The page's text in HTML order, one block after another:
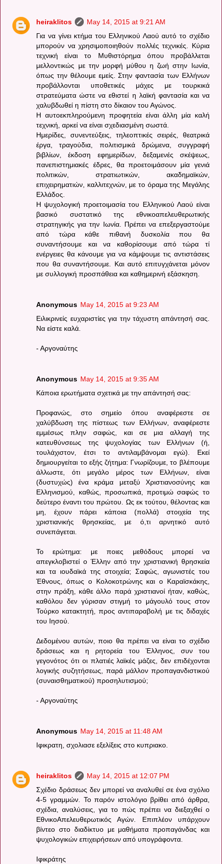
heiraklitos
May 14, 2015 at 9:21 AM
Για να γίνει κτήμα του Ελληνικού Λαού αυτό το σχέδιο
μπορούν να χρησιμοποιηθούν πολλές τεχνικές. Κύρια
τεχνική είναι το Μυθιστόρημα όπου προβάλλεται
μελλοντικώς με την μορφή μύθου η ζωή στην Ιωνία,
όπως την θέλουμε εμείς. Στην φαντασία των Ελλήνων
προβάλλονται υποθετικές μάχες με τουρκικά
στρατεύματα ώστε να εθιστεί η λαϊκή φαντασία και να
χαλυβδωθεί η πίστη στο δίκαιον του Αγώνος.
Η αυτοεκπληρούμενη προφητεία είναι άλλη μία καλή
τεχνική, αρκεί να είναι σχεδιασμένη σωστά.
Ημερίδες, συνεντεύξεις, τηλεοπτικές σειρές, θεατρικά
έργα, τραγούδια, πολιτισμικά δρώμενα, συγγραφή
βιβλίων, έκδοση εφημερίδων, δεξαμενές σκέψεως,
πανεπιστημιακές έδρες, θα προετοιμάσουν μία γενιά
πολιτικών, στρατιωτικών, ακαδημαϊκών,
επιχειρηματιών, καλλιτεχνών, με το όραμα της Μεγάλης
Ελλάδος.
Η ψυχολογική προετοιμασία του Ελληνικού Λαού είναι
βασικό συστατικό της εθνικοαπελευθερωτικής
στρατηγικής για την Ιωνία. Πρέπει να επεξεργαστούμε
από τώρα κάθε πιθανή δυσκολία που θα
συναντήσουμε και να καθορίσουμε από τώρα τί
ενέργειες θα κάνουμε για να κάμψουμε τις αντιστάσεις
που θα συναντήσουμε. Και αυτό επιτυγχάνεται μόνον
με συλλογική προσπάθεια και καθημερινή εξάσκηση.
Anonymous May 14, 2015 at 9:23 AM
Ειλικρινείς ευχαριστίες για την τάχυστη απάντησή σας.
Να είστε καλά.
- Αργοναύτης
Anonymous May 14, 2015 at 9:35 AM
Κάποια ερωτήματα σχετικά με την απάντησή σας:
Προφανώς, στο σημείο όπου αναφέρεστε σε
χαλύβδωση της πίστεως των Ελλήνων, αναφέρεστε
εμμέσως πλην σαφώς, και σε μια αλλαγή της
κατευθύνσεως της ψυχολογίας των Ελλήνων (ή,
τουλάχιστον, έτσι το αντιλαμβάνομαι εγώ). Εκεί
δημιουργείται το εξής ζήτημα: Γνωρίζουμε, το βλέπουμε
άλλωστε, ότι μεγάλο μέρος των Ελλήνων, είναι
(δυστυχώς) ένα κράμα μεταξύ Χριστιανοσύνης και
Ελληνισμού, καθώς, προσωπικά, προτιμώ σαφώς το
δεύτερο έναντι του πρώτου. Ως εκ τούτου, θέλοντας και
μη, έχουν πάρει κάποια (πολλά) στοιχεία της
χριστιανικής θρησκείας, με ό,τι αρνητικό αυτό
συνεπάγεται.
Το ερώτημα: με ποιες μεθόδους μπορεί να
απεγκλοβιστεί ο Έλλην από την χριστιανική θρησκεία
και τα ιουδαϊκά της στοιχεία; Σαφώς, αγωνιστές του
Έθνους, όπως ο Κολοκοτρώνης και ο Καραϊσκάκης,
στην πράξη, κάθε άλλο παρά χριστιανοί ήταν, καθώς,
καθόλου δεν γύρισαν στιγμή το μάγουλό τους στον
Τούρκο κατακτητή, προς αντιπαραβολή με τις διδαχές
του Ιησού.
Δεδομένου αυτών, ποιο θα πρέπει να είναι το σχέδιο
δράσεως και η ρητορεία του Έλληνος, συν του
γεγονότος ότι οι πλατιές λαϊκές μάζες, δεν επιδέχονται
λογικής συζητήσεως, παρά μάλλον προπαγανδιστικού
(συναισθηματικού) προσηλυτισμού;
- Αργοναύτης
Anonymous May 14, 2015 at 11:48 AM
Ιφικρατη, σχολιασε εξελίξεις στο κυπριακο.
heiraklitos
May 14, 2015 at 12:07 PM
Σχέδιο δράσεως δεν μπορεί να αναλυθεί σε ένα σχόλιο
4-5 γραμμών. Το παρόν ιστολόγιο βρίθει από άρθρα,
σχέδια, αναλύσεις, για το πώς πρέπει να διεξαχθεί ο
ΕθνικοΑπελευθερωτικός Αγών. Επιπλέον υπάρχουν
βίντεο στο διαδίκτυο με μαθήματα προπαγάνδας και
ψυχολογικών επιχειρήσεων από υπογράφοντα.
Ιφικράτης